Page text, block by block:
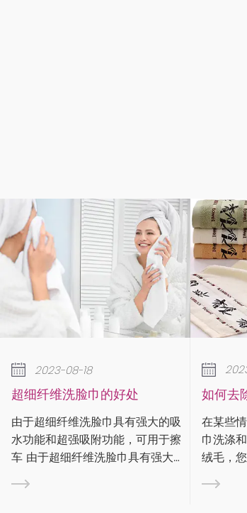
的吸
于擦
强大的
可用
附功
2023-08-18
如何去除超细纤维毛巾上的绒毛？
在某些情况下，绒毛是超细纤维毛
巾洗涤和处理不当造成的。要去除
绒毛，您可以使用绒毛滚筒、绒毛
刷或遮蔽胶带来捕获绒毛。清洁超
细纤维布时，请务必遵循标签上的